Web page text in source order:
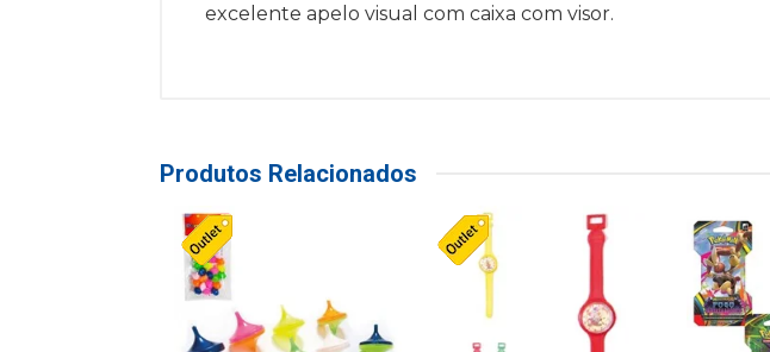
excelente apelo visual com caixa com visor.
Produtos Relacionados